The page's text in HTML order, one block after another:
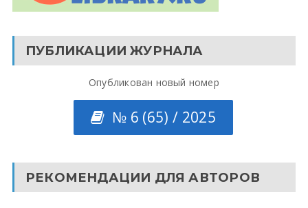
ПУБЛИКАЦИИ ЖУРНАЛА
Опубликован новый номер
№ 6 (65) / 2025
РЕКОМЕНДАЦИИ ДЛЯ АВТОРОВ